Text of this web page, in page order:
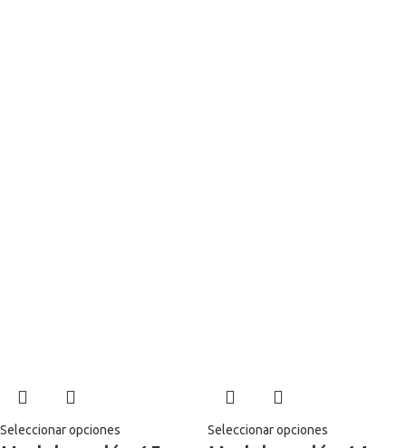
Seleccionar opciones Seleccionar opciones